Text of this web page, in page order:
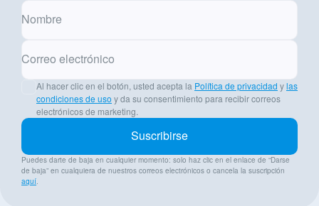
Nombre
Correo electrónico
Al hacer clic en el botón, usted acepta la Política de privacidad ylas
condiciones de uso y da su consentimiento para recibir correos
electrónicos de marketing.
Suscribirse
Puedes darte de baja en cualquier momento: solo haz clic en el enlace de “Darse
de baja” en cualquiera de nuestros correos electrónicos o cancela la suscripción
aquí.